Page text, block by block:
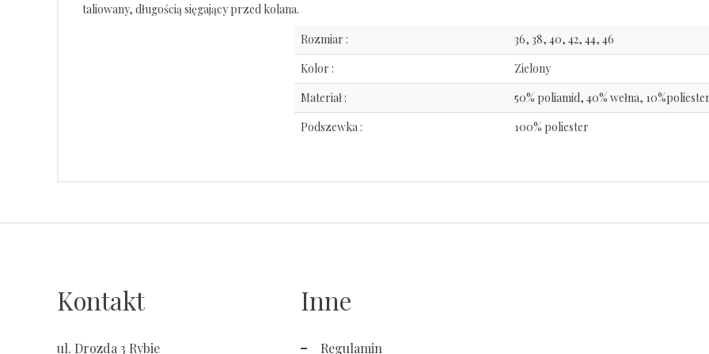
taliowany, długością sięgający przed kolana.
Rozmiar :
36, 38, 40, 42, 44, 46
Kolor :
Zielony
Materiał :
50% poliamid, 40% wełna,
Podszewka :
100% poliester
Kontakt
ul. Drozda 3 Rybie
Inne
Regulamin